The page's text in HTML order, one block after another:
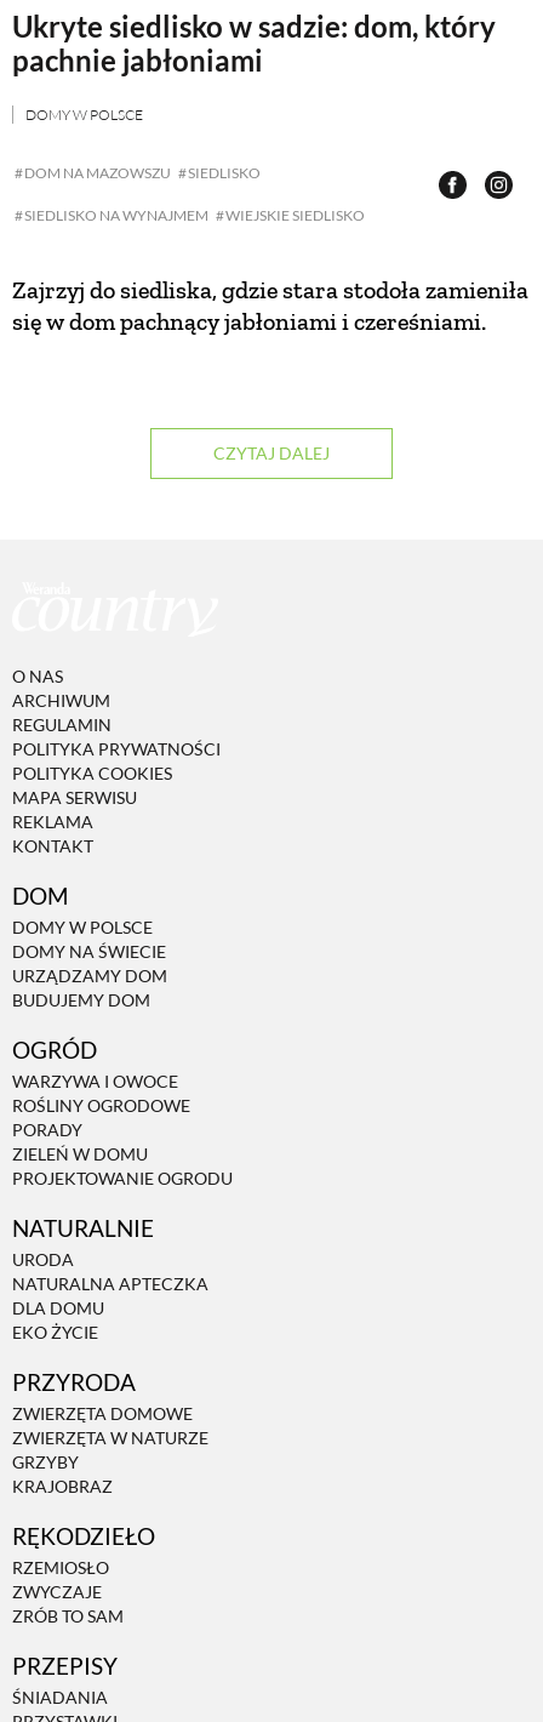
Ukryte siedlisko w sadzie: dom, który
pachnie jabłoniami
DOMY W POLSCE
DOM NA MAZOWSZU SIEDLISKO
SIEDLISKO NA WYNAJMEM WIEJSKIE SIEDLISKO
Zajrzyj do siedliska, gdzie stara stodoła zamieniła
się w dom pachnący jabłoniami i czereśniami.
CZYTAJ DALEJ
O NAS
ARCHIWUM
REGULAMIN
POLITYKA PRYWATNOŚCI
POLITYKA COOKIES
MAPA SERWISU
REKLAMA
KONTAKT
DOM
DOMY W POLSCE
DOMY NA ŚWIECIE
URZĄDZAMY DOM
BUDUJEMY DOM
OGRÓD
WARZYWA I OWOCE
ROŚLINY OGRODOWE
PORADY
ZIELEŃ W DOMU
PROJEKTOWANIE OGRODU
NATURALNIE
URODA
NATURALNA APTECZKA
DLA DOMU
EKO ŻYCIE
PRZYRODA
ZWIERZĘTA DOMOWE
ZWIERZĘTA W NATURZE
GRZYBY
KRAJOBRAZ
RĘKODZIEŁO
RZEMIOSŁO
ZWYCZAJE
ZRÓB TO SAM
PRZEPISY
ŚNIADANIA
ZWIERZĘTA DOMOWE
GRZYBY
KRAJOBRAZ
RZEMIOSŁO
ŚNIADANIA